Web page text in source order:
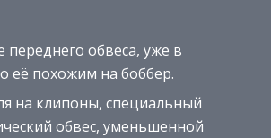
переднего обвеса, уже в
её похожим на боббер.
на клипоны, специальный
обвес, уменьшенной